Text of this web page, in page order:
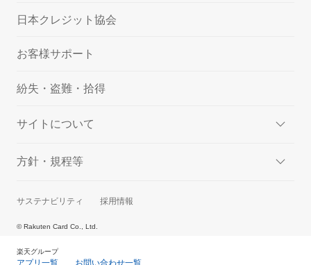
日本クレジット協会
お客様サポート
紛失・盗難・拾得
サイトについて
方針・規程等
サステナビリティ 採用情報
© Rakuten Card Co., Ltd.
楽天グループ
アプリ一覧 お問い合わせ一覧